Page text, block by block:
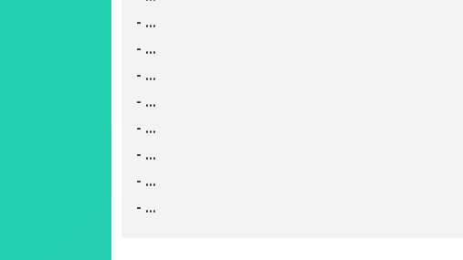
- …
- …
- …
- …
- …
- …
- …
- …